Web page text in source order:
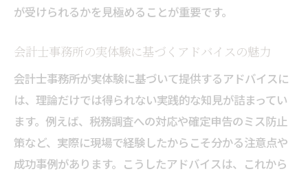
が受けられるかを見極めることが重要です。
会計士事務所の実体験に基づくアドバイスの魅力
会計士事務所が実体験に基づいて提供するアドバイスに
は、理論だけでは得られない実践的な知見が詰まってい
ます。例えば、税務調査への対応や確定申告のミス防止
策など、実際に現場で経験したからこそ分かる注意点や
成功事例があります。こうしたアドバイスは、これから